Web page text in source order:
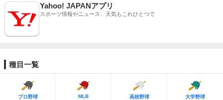
Yahoo! JAPANアプリ
スポーツ情報やニュース、天気もこれひとつで
種目一覧
プロ野球 MLB 高校野球 大学野球